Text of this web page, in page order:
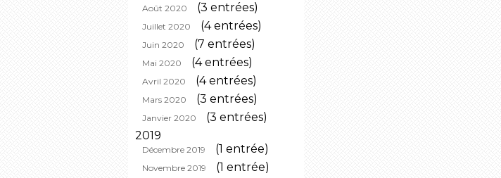
Août 2020 (3 entrées)
Juillet 2020 (4 entrées)
Juin 2020 (7 entrées)
Mai 2020 (4 entrées)
Avril 2020 (4 entrées)
Mars 2020 (3 entrées)
Janvier 2020
(3 entrées)
2019
Décembre 2019 (1 entrée)
Novembre 2019 (1 entrée)